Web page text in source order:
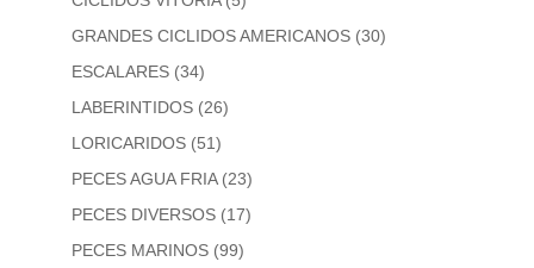
GRANDES CICLIDOS AMERICANOS (30)
ESCALARES (34)
LABERINTIDOS (26)
LORICARIDOS (51)
PECES AGUA FRIA (23)
PECES DIVERSOS (17)
PECES MARINOS (99)